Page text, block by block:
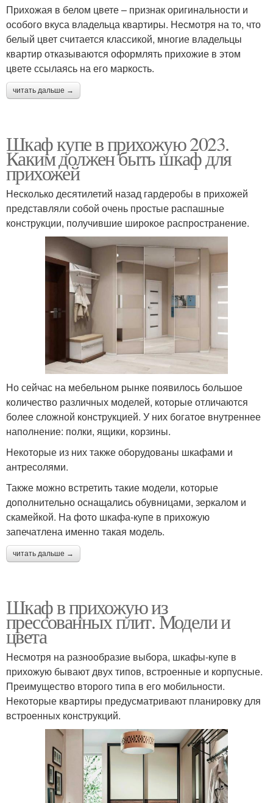
Прихожая в белом цвете – признак оригинальности и
особого вкуса владельца квартиры. Несмотря на то, что
белый цвет считается классикой, многие владельцы
квартир отказываются оформлять прихожие в этом
цвете ссылаясь на его маркость.
читать дальше →
Шкаф купе в прихожую 2023.
Каким должен быть шкаф для
прихожей
Несколько десятилетий назад гардеробы в прихожей
представляли собой очень простые распашные
конструкции, получившие широкое распространение.
Но сейчас на мебельном рынке появилось большое
количество различных моделей, которые отличаются
более сложной конструкцией. У них богатое внутреннее
наполнение: полки, ящики, корзины.
Некоторые из них также оборудованы шкафами и
антресолями.
Также можно встретить такие модели, которые
дополнительно оснащались обувницами, зеркалом и
скамейкой. На фото шкафа-купе в прихожую
запечатлена именно такая модель.
читать дальше →
Шкаф в прихожую из
прессованных плит. Модели и
цвета
Несмотря на разнообразие выбора, шкафы-купе в
прихожую бывают двух типов, встроенные и корпусные.
Преимущество второго типа в его мобильности.
Некоторые квартиры предусматривают планировку для
встроенных конструкций.